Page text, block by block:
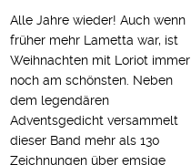
Alle Jahre wieder! Auch wenn
früher mehr Lametta war, ist
Weihnachten mit Loriot immer
noch am schönsten. Neben
dem legendären
Adventsgedicht versammelt
dieser Band mehr als 130
Zeichnungen über emsige